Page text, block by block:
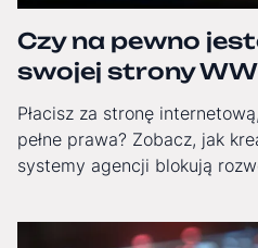
Czy na pewno
swojej strony
Płacisz za stronę
pełne prawa? Zobacz, jak
systemy agencji blokują